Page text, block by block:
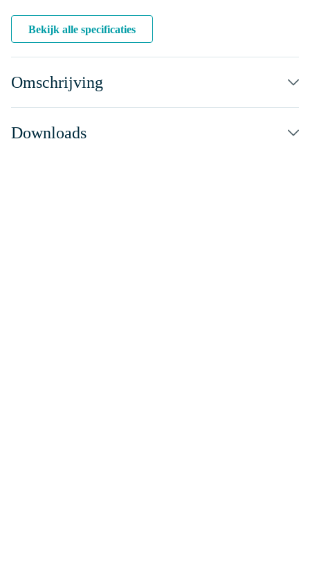
Bekijk alle specificaties
Omschrijving
Downloads